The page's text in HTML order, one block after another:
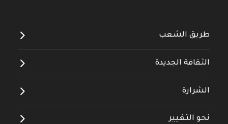
طريق الشعب
الثقافة الجديدة
الشرارة
نحو التغيير